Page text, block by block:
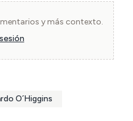
y más contexto.
O´Higgins